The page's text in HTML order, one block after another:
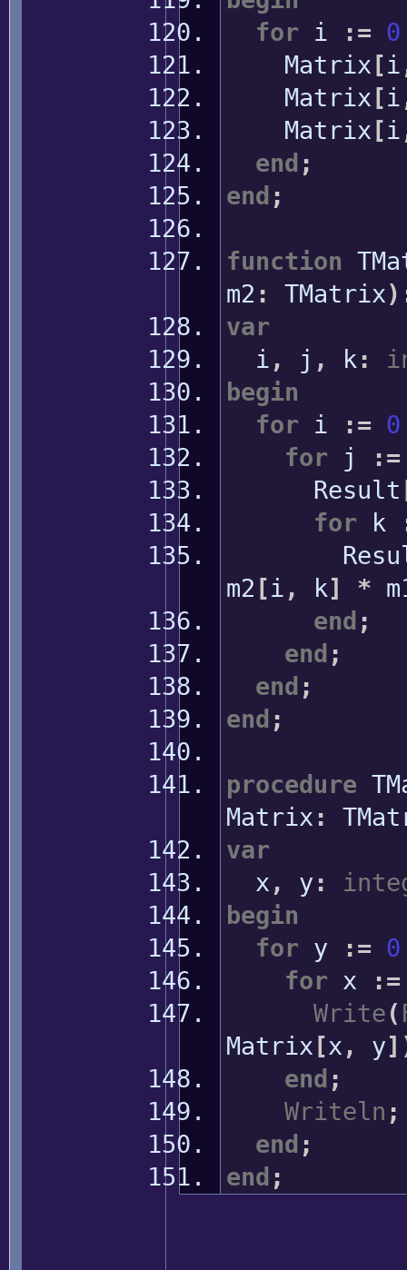
for i := 0
Matrix [i
Matrix [i
Matrix [i
end ;
end ;
function
m2 : TMatrix)
var
i , j , k :
begin
for i := 0
for j :=
Result
for k
m2 [i , k] *
end ;
end ;
end ;
end ;
procedure
Matrix :
var
x , y :
begin
for y := 0
for x :=
Write(
Matrix [x , y]
end ;
Writeln ;
end ;
end ;